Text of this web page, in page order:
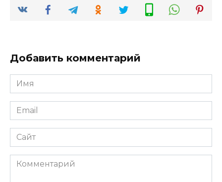
Добавить комментарий
Имя
*
Email
*
Сайт
Комментарий